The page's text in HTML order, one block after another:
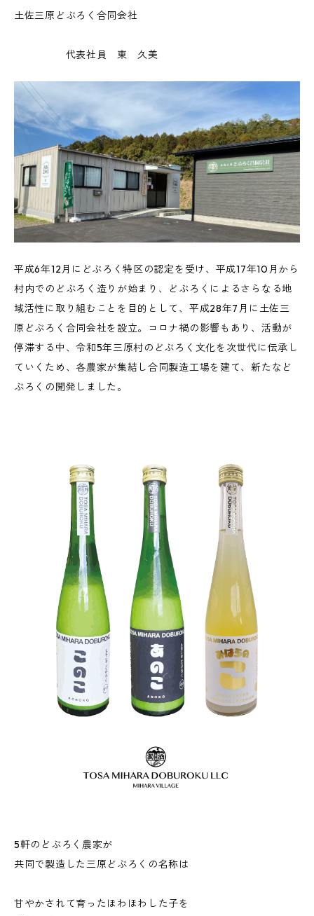
土佐三原どぶろく合同会社
代表社員 東 久美
平成6年12月にどぶろく特区の認定を受け、平成17年10月から
村内でのどぶろく造りが始まり、どぶろくによるさらなる地
域活性に取り組むことを目的として、平成28年7月に土佐三
原どぶろく合同会社を設立。コロナ禍の影響もあり、活動が
停滞する中、令和5年三原村のどぶろく文化を次世代に伝承し
ていくため、各農家が集結し合同製造工場を建て、新たなど
ぶろくの開発しました。
5軒のどぶろく農家が
共同で製造した三原どぶろくの名称は
甘やかされて育ったほわほわした子を